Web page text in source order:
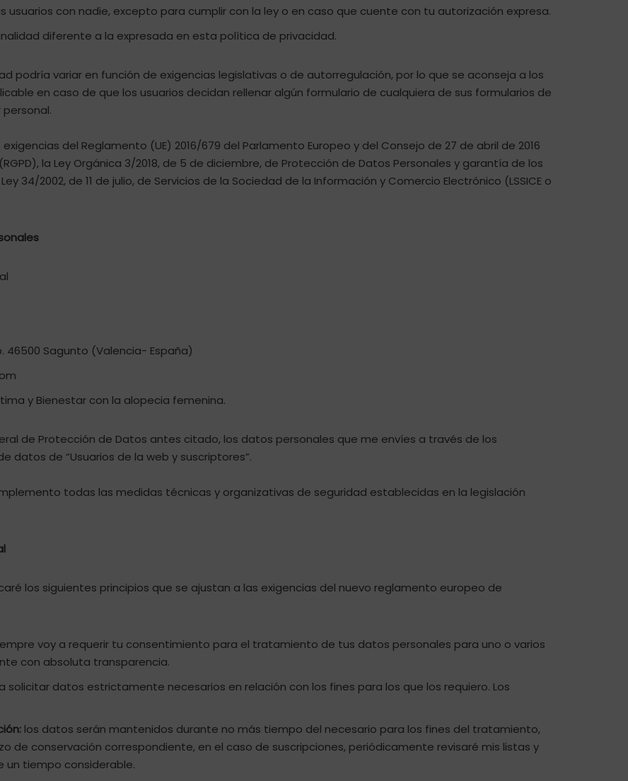
con nadie, excepto para cumplir con la ley o en caso que cuente con tu autorización expresa.
diferente a la expresada en esta política de privacidad.
podría variar en función de exigencias legislativas o de autorregulación, por lo que se aconseja a los
en caso de que los usuarios decidan rellenar algún formulario de cualquiera de sus formularios de
del Reglamento (UE) 2016/679 del Parlamento Europeo y del Consejo de 27 de abril de 2016
la Ley Orgánica 3/2018, de 5 de diciembre, de Protección de Datos Personales y garantía de los
34/2002, de 11 de julio, de Servicios de la Sociedad de la Información y Comercio Electrónico (LSSICE o
46500 Sagunto (Valencia- España)
y Bienestar con la alopecia femenina.
de Protección de Datos antes citado, los datos personales que me envíes a través de los
datos de “Usuarios de la web y suscriptores”.
todas las medidas técnicas y organizativas de seguridad establecidas en la legislación
los siguientes principios que se ajustan a las exigencias del nuevo reglamento europeo de
voy a requerir tu consentimiento para el tratamiento de tus datos personales para uno o varios
con absoluta transparencia.
solicitar datos estrictamente necesarios en relación con los fines para los que los requiero. Los
los datos serán mantenidos durante no más tiempo del necesario para los fines del tratamiento,
de conservación correspondiente, en el caso de suscripciones, periódicamente revisaré mis listas y
un tiempo considerable.